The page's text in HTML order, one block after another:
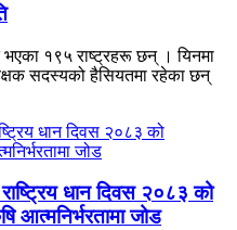
भएका १९५ राष्ट्रहरू छन् । यिनमा
सदस्यको हैसियतमा रहेका छन्
धान दिवस २०८३ को
आत्मनिर्भरतामा जोड